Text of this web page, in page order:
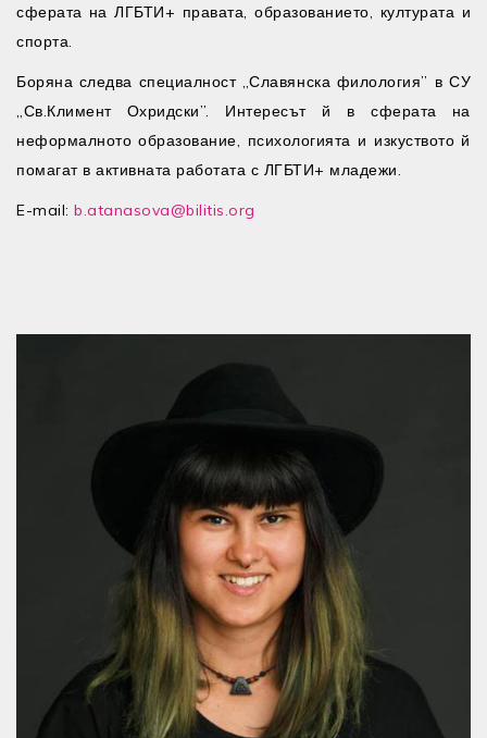
сферата на ЛГБТИ+ правата, образованието, културата и
спорта.
Боряна следва специалност „Славянска филология” в СУ
„Св.Климент Охридски”. Интересът й в сферата на
неформалното образование, психологията и изкуството й
помагат в активната работата с ЛГБТИ+ младежи.
E-mail: b.atanasova@bilitis.org